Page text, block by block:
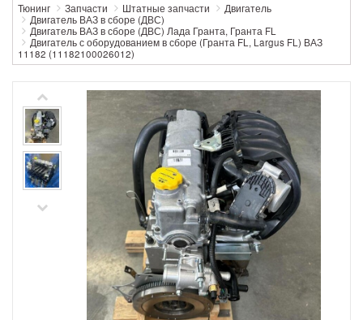
Тюнинг Запчасти Штатные запчасти
Двигатель
Двигатель ВАЗ в сборе (ДВС)
Двигатель ВАЗ в сборе (ДВС) Лада Гранта, Гранта FL
Двигатель с оборудованием в сборе (Гранта FL, Largus FL) ВАЗ
11182 (11182100026012)